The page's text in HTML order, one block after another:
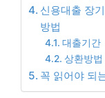
신용대출 장
방법
대출기간
상환방법
꼭 읽어야 되